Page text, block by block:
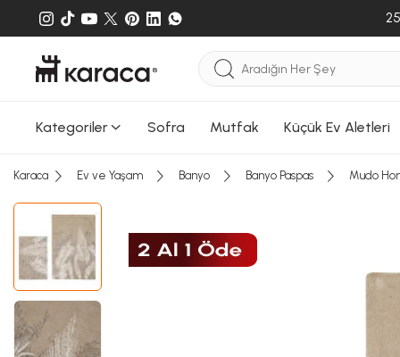
Kategoriler Sofra Mutfak Küçük Ev Aletleri
Karaca Ev ve Yaşam Banyo Banyo Paspas Mudo